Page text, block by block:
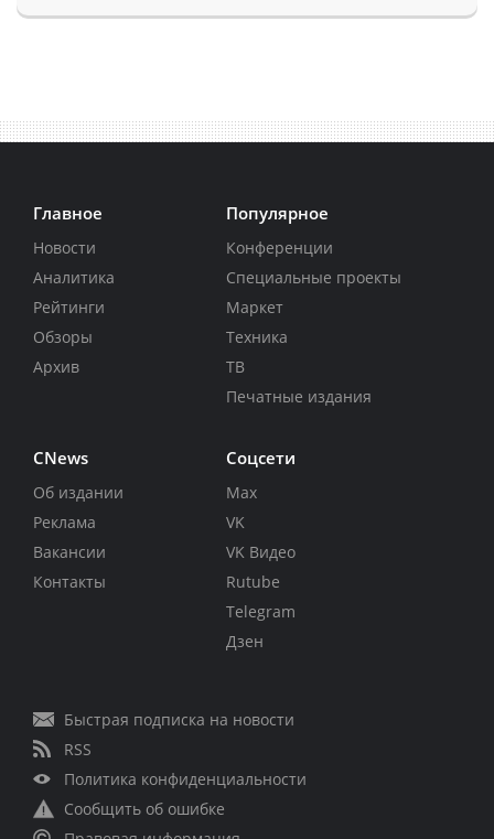
Главное
Новости
Аналитика
Рейтинги
Обзоры
Архив
Популярное
Конференции
Специальные проекты
Маркет
Техника
ТВ
Печатные издания
CNews
Об издании
Реклама
Вакансии
Контакты
Соцсети
Max
VK
VK Видео
Rutube
Telegram
Дзен
Быстрая подписка на новости
RSS
Политика конфиденциальности
Сообщить об ошибке